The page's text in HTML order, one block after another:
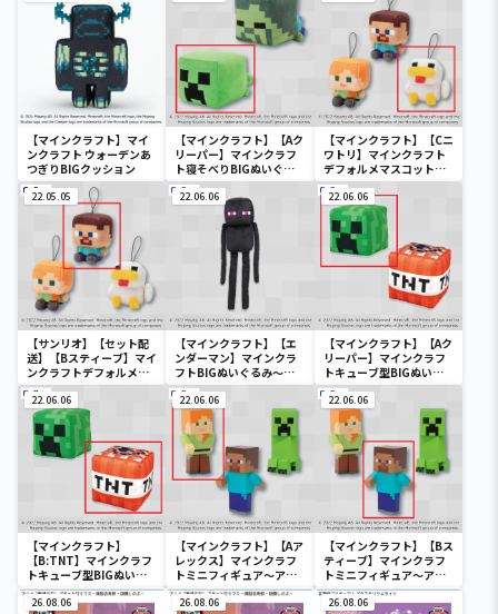
【マインクラフト】マイ
ンクラフト ウォーデンあ
つぎりBIGクッション
【マインクラフト】【Aク
リーパー】マインクラフ
ト寝そべりBIGぬいぐる
み～クリーパー・ゾンビ
～
【マインクラフト】【Cニ
ワトリ】マインクラフト
デフォルメマスコット～
アレックス・スティー
ブ・ニワトリ～
22.05.05
【サンリオ】【セット配
送】【Bスティーブ】マイ
ンクラフトデフォルメマ
スコット～アレックス・
スティーブ・ニワトリ～
22.06.06
【マインクラフト】【エ
ンダーマン】マインクラ
フトBIGぬいぐるみ～エ
ンダーマン～
22.06.06
【マインクラフト】【Aク
リーパー】マインクラフ
トキューブ型BIGぬいぐ
るみ～クリーパー・TNT
～
22.06.06
【マインクラフト】
【B:TNT】マインクラフ
トキューブ型BIGぬいぐ
るみ～クリーパー・TNT
～
22.06.06
【マインクラフト】【Aア
レックス】マインクラフ
トミニフィギュア～アレ
ックス・スティーブ・ク
リーパー～
22.06.06
【マインクラフト】【Bス
ティーブ】マインクラフ
トミニフィギュア～アレ
ックス・スティーブ・ク
リーパー～
26.08.06 26.08.06 26.08.06